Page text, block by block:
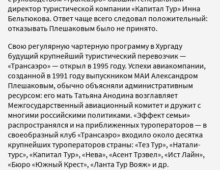
директор туристической компании «Капитал Тур» Инна
Бельтюкова. Ответ чаще всего следовал положительный:
отказывать Плешаковым было не принято.
Свою регулярную чартерную программу в Хургаду
будущий крупнейший туристический перевозчик —
«Трансаэро» — открыл в 1995 году. Успехи авиакомпании,
созданной в 1991 году выпускником МАИ Александром
Плешаковым, обычно объясняли административным
ресурсом: его мать Татьяна Анодина возглавляет
Межгосударственный авиационный комитет и дружит с
многими российскими политиками. «Эффект семьи»
распространялся и на приближенных туроператоров — в
своеобразный клуб «Трансаэро» входило около десятка
крупнейших туроператоров страны: «Тез Тур», «Натали-
турс», «Капитал Тур», «Нева», «Асент Трэвел», «Ист Лайн»,
«Бюро «Южный Крест», «Ланта Тур Вояж» и др.